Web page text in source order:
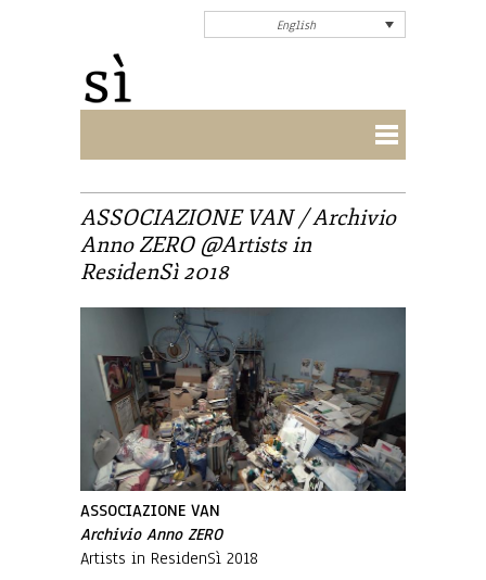
English
ASSOCIAZIONE VAN / Archivio
Anno ZERO @Artists in
ResidenSì 2018
ASSOCIAZIONE VAN
Archivio Anno ZERO
Artists in ResidenSì 2018